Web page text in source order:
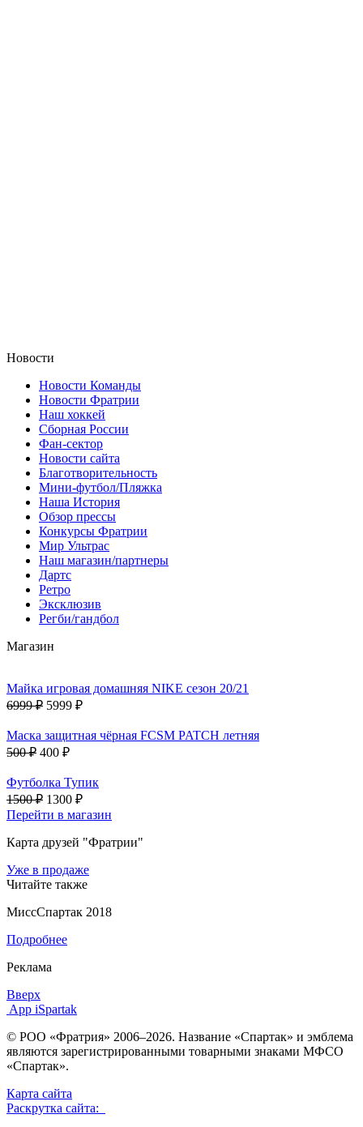
Новости
Новости Команды
Новости Фратрии
Наш хоккей
Сборная России
Фан-cектор
Новости сайта
Благотворительность
Мини-футбол/Пляжка
Наша История
Обзор прессы
Конкурсы Фратрии
Мир Ультрас
Наш магазин/партнеры
Дартс
Ретро
Эксклюзив
Регби/гандбол
Магазин
Майка игровая домашняя NIKE сезон 20/21
6999 ₽ 5999 ₽
Маска защитная чёрная FCSM PATCH летняя
500 ₽ 400 ₽
Футболка Тупик
1500 ₽ 1300 ₽
Перейти в магазин
Карта друзей "Фратрии"
Уже в продаже
Читайте также
МиссСпартак 2018
Подробнее
Реклама
Вверх
App iSpartak
© РОО «Фратрия» 2006–2026. Название «Спартак» и эмблема
являются зарегистрированными товарными знаками МФСО
«Спартак».
Карта сайта
Раскрутка сайта: